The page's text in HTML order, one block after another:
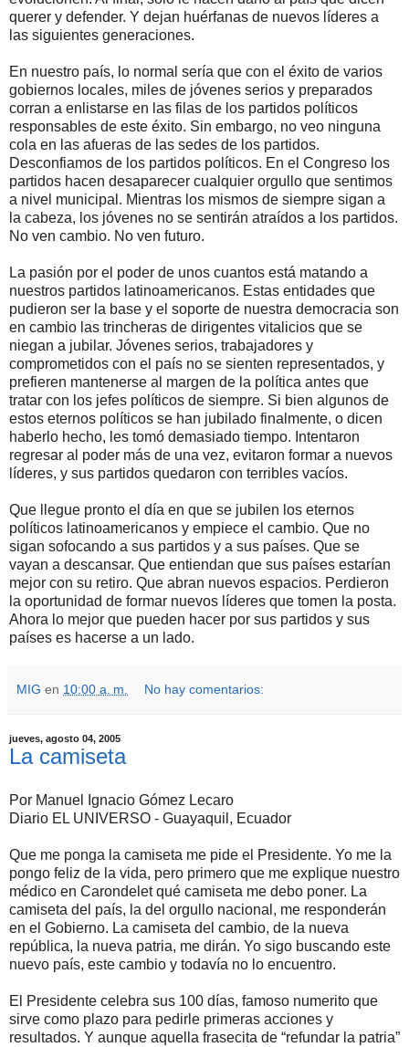
querer y defender. Y dejan huérfanas de nuevos líderes a
las siguientes generaciones.
En nuestro país, lo normal sería que con el éxito de varios
gobiernos locales, miles de jóvenes serios y preparados
corran a enlistarse en las filas de los partidos políticos
responsables de este éxito. Sin embargo, no veo ninguna
cola en las afueras de las sedes de los partidos.
Desconfiamos de los partidos políticos. En el Congreso los
partidos hacen desaparecer cualquier orgullo que sentimos
a nivel municipal. Mientras los mismos de siempre sigan a
la cabeza, los jóvenes no se sentirán atraídos a los partidos.
No ven cambio. No ven futuro.
La pasión por el poder de unos cuantos está matando a
nuestros partidos latinoamericanos. Estas entidades que
pudieron ser la base y el soporte de nuestra democracia son
en cambio las trincheras de dirigentes vitalicios que se
niegan a jubilar. Jóvenes serios, trabajadores y
comprometidos con el país no se sienten representados, y
prefieren mantenerse al margen de la política antes que
tratar con los jefes políticos de siempre. Si bien algunos de
estos eternos políticos se han jubilado finalmente, o dicen
haberlo hecho, les tomó demasiado tiempo. Intentaron
regresar al poder más de una vez, evitaron formar a nuevos
líderes, y sus partidos quedaron con terribles vacíos.
Que llegue pronto el día en que se jubilen los eternos
políticos latinoamericanos y empiece el cambio. Que no
sigan sofocando a sus partidos y a sus países. Que se
vayan a descansar. Que entiendan que sus países estarían
mejor con su retiro. Que abran nuevos espacios. Perdieron
la oportunidad de formar nuevos líderes que tomen la posta.
Ahora lo mejor que pueden hacer por sus partidos y sus
países es hacerse a un lado.
MIG en 10:00 a. m. No hay comentarios:
jueves, agosto 04, 2005
La camiseta
Por Manuel Ignacio Gómez Lecaro
Diario EL UNIVERSO - Guayaquil, Ecuador
Que me ponga la camiseta me pide el Presidente. Yo me la
pongo feliz de la vida, pero primero que me explique nuestro
médico en Carondelet qué camiseta me debo poner. La
camiseta del país, la del orgullo nacional, me responderán
en el Gobierno. La camiseta del cambio, de la nueva
república, la nueva patria, me dirán. Yo sigo buscando este
nuevo país, este cambio y todavía no lo encuentro.
El Presidente celebra sus 100 días, famoso numerito que
sirve como plazo para pedirle primeras acciones y
resultados. Y aunque aquella frasecita de “refundar la patria”